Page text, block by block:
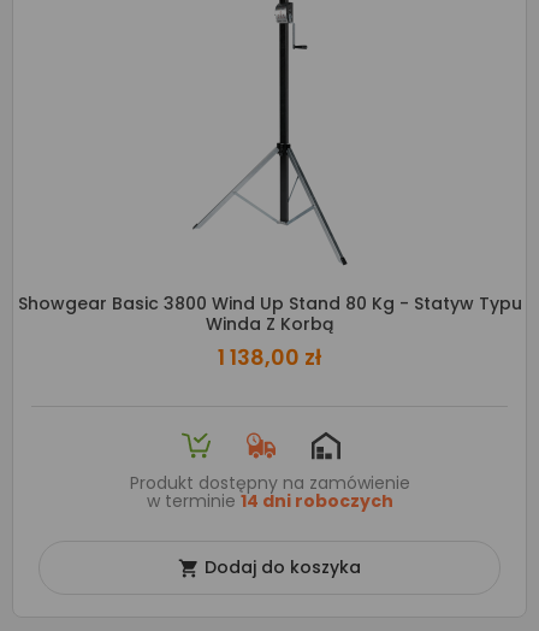
Showgear Basic 3800 Wind Up Stand 80 Kg - Statyw Typu
Winda Z Korbą
1 138,00 zł
Produkt dostępny na zamówienie
w terminie 14 dni roboczych
 Dodaj do koszyka